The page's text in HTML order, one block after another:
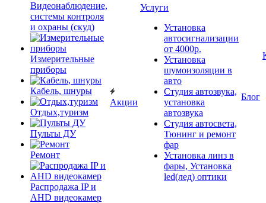
Видеонаблюдение,
системы контроля
и охраны (скуд)
Измерительные
приборы
Кабель, шнуры
Отдых,туризм
Пульты ДУ
Ремонт
Распродажа IP и
AHD видеокамер
Акции
Услуги
Установка
автосигнализации
от 4000р.
Установка
шумоизоляции в
авто
Студия автозвука,
установка
автозвука
Студия автосвета,
Тюнинг и ремонт
фар
Установка линз в
фары, Установка
led(лед) оптики
Блог